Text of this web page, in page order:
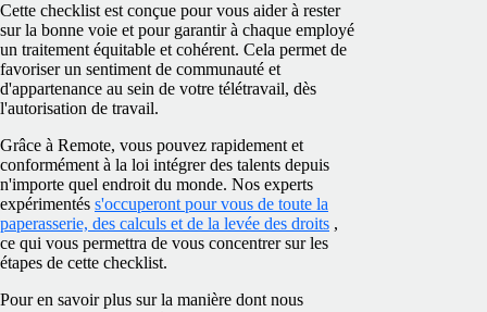
Cette checklist est conçue pour vous aider à rester
sur la bonne voie et pour garantir à chaque employé
un traitement équitable et cohérent. Cela permet de
favoriser un sentiment de communauté et
d'appartenance au sein de votre télétravail, dès
l'autorisation de travail.
Grâce à Remote, vous pouvez rapidement et
conformément à la loi intégrer des talents depuis
n'importe quel endroit du monde. Nos experts
expérimentés s'occuperont pour vous de toute la
paperasserie, des calculs et de la levée des droits ,
ce qui vous permettra de vous concentrer sur les
étapes de cette checklist.
Pour en savoir plus sur la manière dont nous